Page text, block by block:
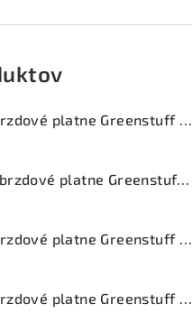
Zadné brzdové platne Greenstuff 2000 (DP23074)
Predné brzdové platne Greenstuff 2000 (DP21911)
Zadné brzdové platne Greenstuff 2000 (DP2675)
Zadné brzdové platne Greenstuff 2000 (DP2738)